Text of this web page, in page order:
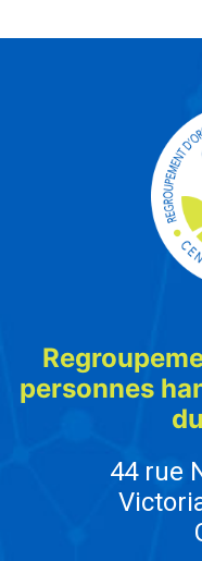
personnes
44 rue